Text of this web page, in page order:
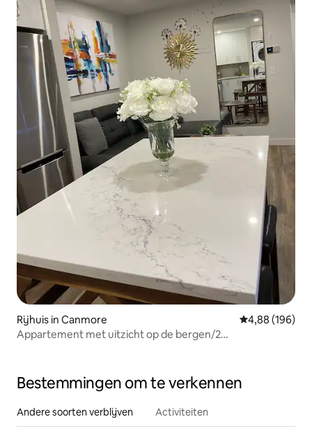
Rijhuis in Canmore Gemiddelde
4,88 (196)
Appartement met uitzicht op de bergen/2
Bestemmingen om te verkennen
Andere soorten verblijven Activiteiten